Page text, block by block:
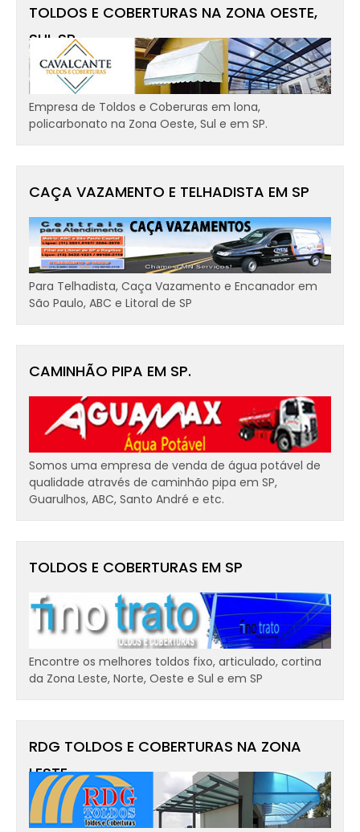
TOLDOS E COBERTURAS NA ZONA OESTE,
SUL SP
Empresa de Toldos e Coberuras em lona,
policarbonato na Zona Oeste, Sul e em SP.
CAÇA VAZAMENTO E TELHADISTA EM SP
Para Telhadista, Caça Vazamento e Encanador em
São Paulo, ABC e Litoral de SP
CAMINHÃO PIPA EM SP.
Somos uma empresa de venda de água potável de
qualidade através de caminhão pipa em SP,
Guarulhos, ABC, Santo André e etc.
TOLDOS E COBERTURAS EM SP
Encontre os melhores toldos fixo, articulado, cortina
da Zona Leste, Norte, Oeste e Sul e em SP
RDG TOLDOS E COBERTURAS NA ZONA
LESTE